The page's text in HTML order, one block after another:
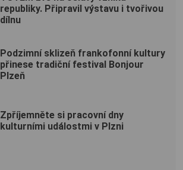
republiky. Připravil výstavu i tvořivou
dílnu
Podzimní sklizeň frankofonní kultury
přinese tradiční festival Bonjour
Plzeň
Zpříjemněte si pracovní dny
kulturními událostmi v Plzni